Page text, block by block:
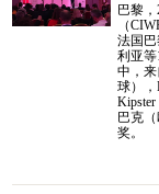
巴黎
（
法国
利亚
中，
球），
巴克
奖。